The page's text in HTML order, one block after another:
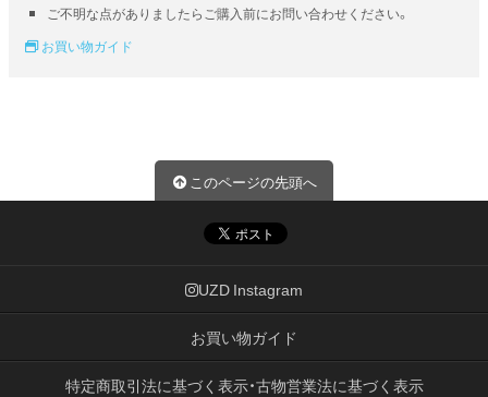
ご不明な点がありましたらご購入前にお問い合わせください。
お買い物ガイド
このページの先頭へ
UZD Instagram
お買い物ガイド
特定商取引法に基づく表示・古物営業法に基づく表示